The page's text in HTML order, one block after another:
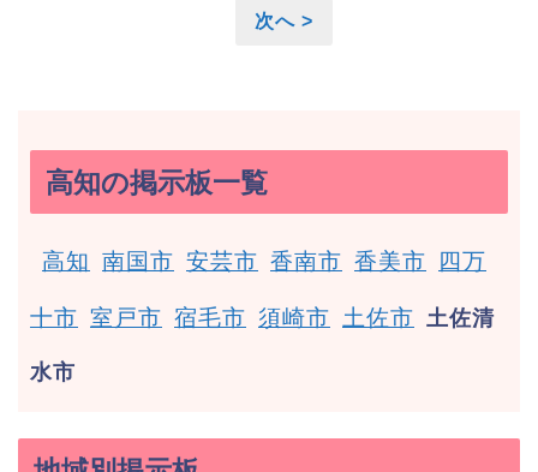
次へ >
高知の掲示板一覧
高知 南国市 安芸市 香南市 香美市 四万
十市 室戸市 宿毛市 須崎市 土佐市 土佐清
水市